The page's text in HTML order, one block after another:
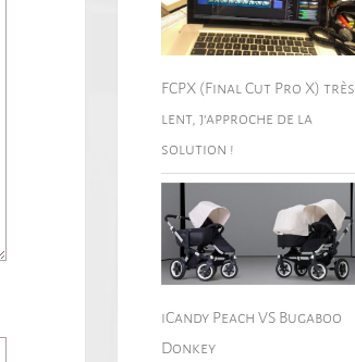
FCPX (Final Cut Pro X) très
lent, j’approche de la
solution !
iCandy Peach VS Bugaboo
Donkey